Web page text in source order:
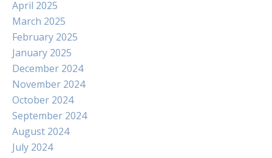
April 2025
March 2025
February 2025
January 2025
December 2024
November 2024
October 2024
September 2024
August 2024
July 2024